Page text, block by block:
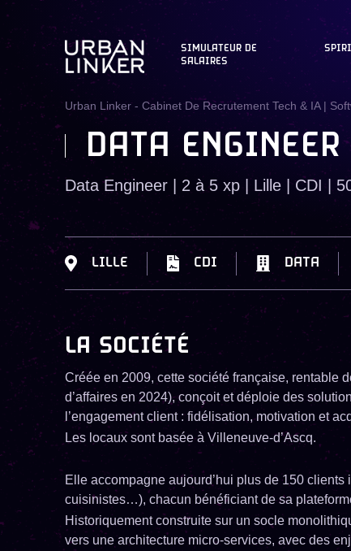
SIMULATEUR DE
SALAIRES
Urban Linker - Cabinet De Recrutement Tech & IA |
DATA
Data Engineer | 2 à 5 xp | Lille | CDI |
LILLE CDI DATA
LA SOCIÉTÉ
Créée en 2009, cette société française, rentable
d’affaires en 2024), conçoit et déploie des
l’engagement client : fidélisation, motivation et
Les locaux sont basée à Villeneuve-d’Ascq.
Elle accompagne aujourd’hui plus de 150
cuisinistes…), chacun bénéficiant de sa
Historiquement construite sur un socle
vers une architecture micro-services, avec des